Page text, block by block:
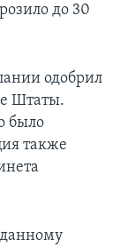
до 30
одобрил
Штаты.
было
также